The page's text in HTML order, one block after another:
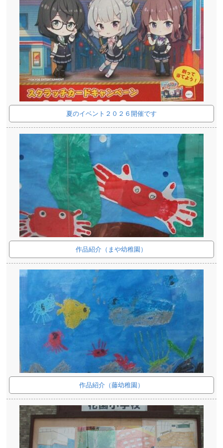
夏のイベント２０２６開催です
作品紹介（まや幼稚園）
作品紹介（藤幼稚園）